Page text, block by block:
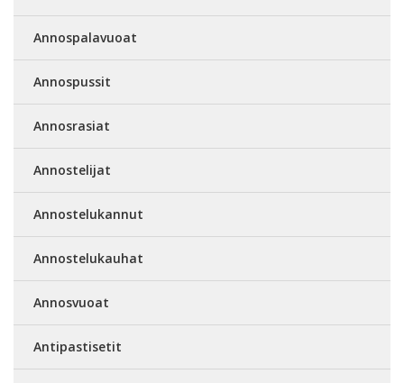
Annospalavuoat
Annospussit
Annosrasiat
Annostelijat
Annostelukannut
Annostelukauhat
Annosvuoat
Antipastisetit